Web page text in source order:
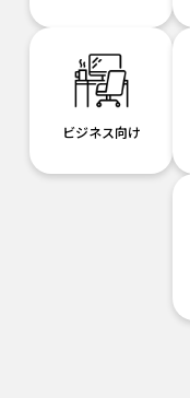
ビジネス向け